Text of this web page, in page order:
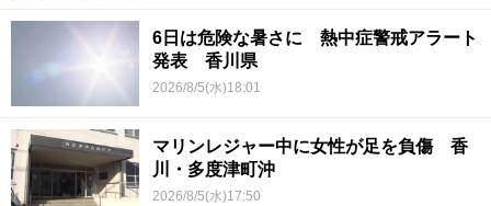
6日は危険な暑さに 熱中症警戒アラート
発表 香川県
2026/8/5(水)18:01
マリンレジャー中に女性が足を負傷 香
川・多度津町沖
2026/8/5(水)17:50